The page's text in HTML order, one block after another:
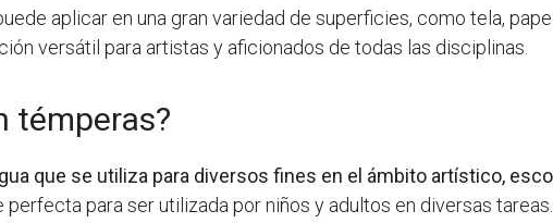
aplicar en una gran variedad de superficies, como tela,
versátil para artistas y aficionados de todas las disciplinas.
témperas?
que se utiliza para diversos fines en el ámbito artístico,
para ser utilizada por niños y adultos en diversas tareas.